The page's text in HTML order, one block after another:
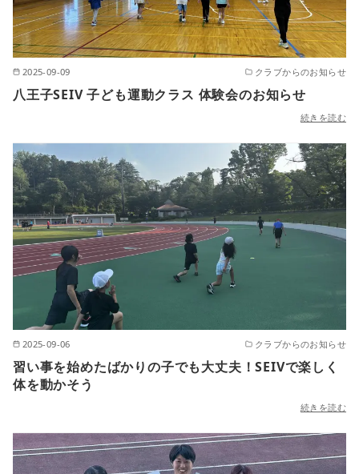
2025-09-09 クラブからのお知らせ
八王子SEIV 子ども運動クラス 体験会のお知らせ
続きを読む
2025-09-06 クラブからのお知らせ
習い事を始めたばかりの子でも大丈夫！SEIVで楽しく
体を動かそう
続きを読む